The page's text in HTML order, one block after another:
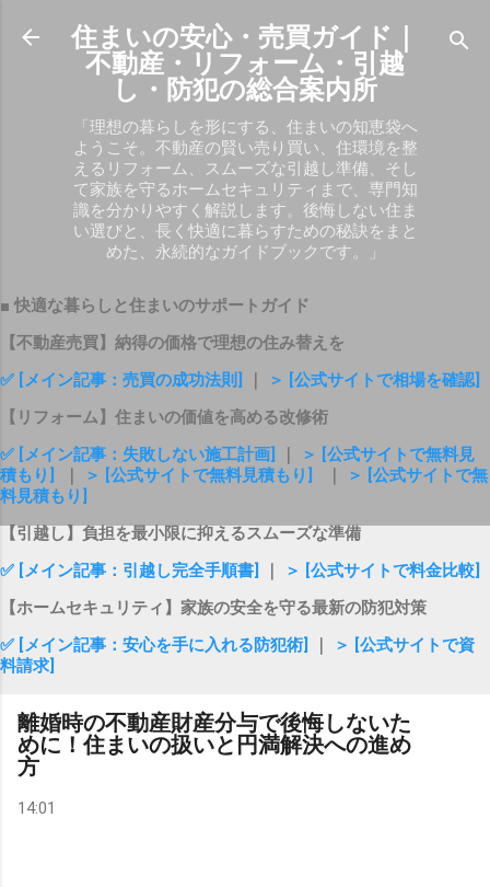
スキップしてメイン コンテンツに移動
住まいの安心・売買ガイド｜
不動産・リフォーム・引越
し・防犯の総合案内所
「理想の暮らしを形にする、住まいの知恵袋へ
ようこそ。不動産の賢い売り買い、住環境を整
えるリフォーム、スムーズな引越し準備、そし
て家族を守るホームセキュリティまで、専門知
識を分かりやすく解説します。後悔しない住ま
い選びと、長く快適に暮らすための秘訣をまと
めた、永続的なガイドブックです。」
■ 快適な暮らしと住まいのサポートガイド
【不動産売買】納得の価格で理想の住み替えを
✅ [メイン記事：売買の成功法則]
＞ [公式サイトで相場を確認]
【リフォーム】住まいの価値を高める改修術
✅ [メイン記事：失敗しない施工計画]
＞ [公式サイトで無料見
積もり]
＞ [公式サイトで無料見積もり]
＞ [公式サイトで無
料見積もり]
【引越し】負担を最小限に抑えるスムーズな準備
✅ [メイン記事：引越し完全手順書]
＞ [公式サイトで料金比較]
【ホームセキュリティ】家族の安全を守る最新の防犯対策
✅ [メイン記事：安心を手に入れる防犯術]
＞ [公式サイトで資
料請求]
離婚時の不動産財産分与で後悔しないた
めに！住まいの扱いと円満解決への進め
方
14:01